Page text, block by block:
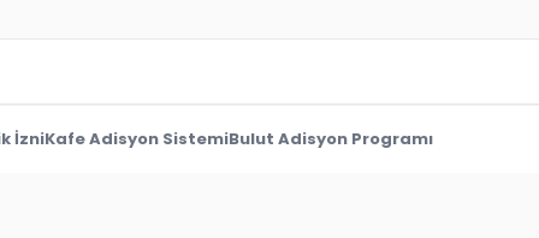
İzniKafe Adisyon SistemiBulut Adisyon Programı